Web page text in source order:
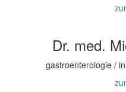
Dr. med.
gastroenterologie /